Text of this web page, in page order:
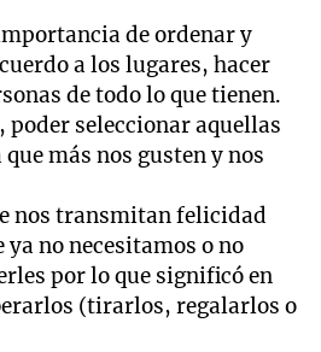
de ordenar y
a los lugares, hacer
de todo lo que tienen.
poder seleccionar aquellas
más nos gusten y nos
nos transmitan felicidad
no necesitamos o no
por lo que significó en
(tirarlos, regalarlos o